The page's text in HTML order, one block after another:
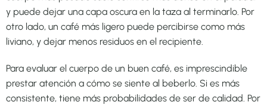
y puede dejar una capa oscura en la taza al terminarlo. Por
otro lado, un café más ligero puede percibirse como más
liviano, y dejar menos residuos en el recipiente.
Para evaluar el cuerpo de un buen café, es imprescindible
prestar atención a cómo se siente al beberlo. Si es más
consistente, tiene más probabilidades de ser de calidad. Por